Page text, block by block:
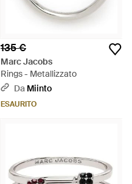
135 €
Marc Jacobs
Rings - Metallizzato
Da Miinto
ESAURITO